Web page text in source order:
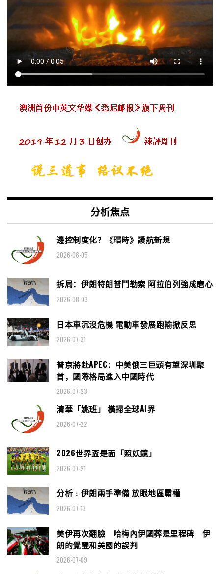
分析焦点
邊控制度化？《環時》護航新規
2026-08-05
拆局：伊朗特朗普鬥勒索 阿拉伯列強成磨心
2026-08-03
日本車沉沒危機 電動車發展跑輸掀反思
2026-07-31
普京將赴APEC：中美俄三巨頭有望深圳聚
首，國際格局進入中國時代
2026-07-23
清華「姚班」 橫掃全球AI界
2026-07-22
2026世界盃是面「照妖鏡」
2026-07-21
分析﹕伊朗兩手準備 放眼地區霸權
2026-07-13
美伊再次翻臉 哈梅內伊國葬是里程碑 伊
朗的覺醒和美國的誤判
2026-07-09